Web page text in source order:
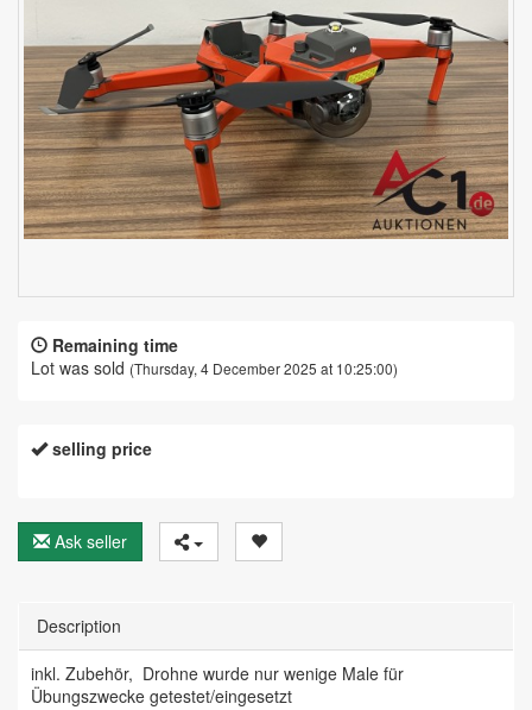
Remaining time
Lot was sold (Thursday, 4 December 2025 at 10:25:00)
selling price
Ask seller
Description
inkl. Zubehör, Drohne wurde nur wenige Male für
Übungszwecke getestet/eingesetzt